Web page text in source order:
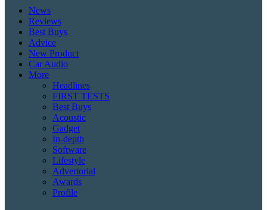
News
Reviews
Best Buys
Advice
New Product
Car Audio
More
Headlines
FIRST TESTS
Best Buys
Acoustic
Gadget
In-depth
Software
Lifestyle
Advertorial
Awards
Profile